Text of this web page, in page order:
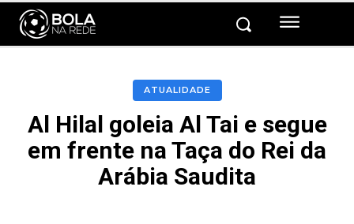
ATUALIDADE
Al Hilal goleia Al Tai e segue
em frente na Taça do Rei da
Arábia Saudita